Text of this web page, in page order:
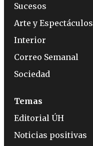
Sucesos
Arte y Espectáculos
Interior
Correo Semanal
Sociedad
Temas
Editorial ÚH
Noticias positivas